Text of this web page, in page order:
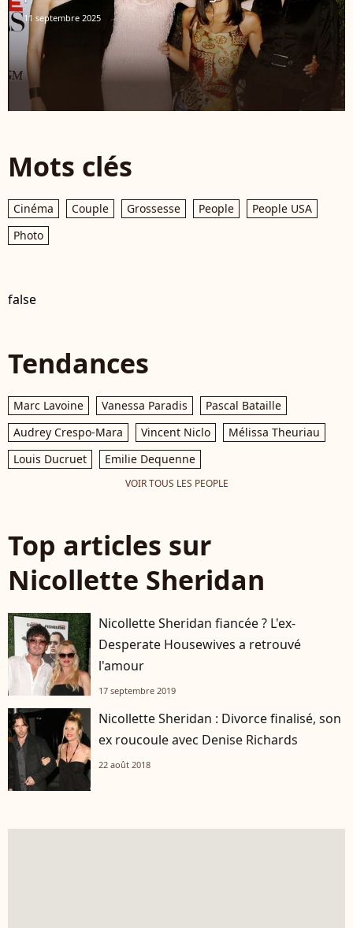
11 septembre 2025
Mots clés
Cinéma Couple Grossesse People
People USA
Photo
false
Tendances
Marc Lavoine Vanessa Paradis
Pascal Bataille
Audrey Crespo-Mara
Vincent Niclo
Mélissa Theuriau
Louis Ducruet
Emilie Dequenne
VOIR TOUS LES PEOPLE
Top articles sur
Nicollette Sheridan
Nicollette Sheridan fiancée ? L'ex-
Desperate Housewives a retrouvé
l'amour
17 septembre 2019
Nicollette Sheridan : Divorce finalisé, son
ex roucoule avec Denise Richards
22 août 2018